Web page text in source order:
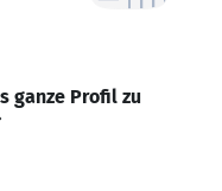
ganze Profil zu